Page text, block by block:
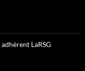
LaRSG